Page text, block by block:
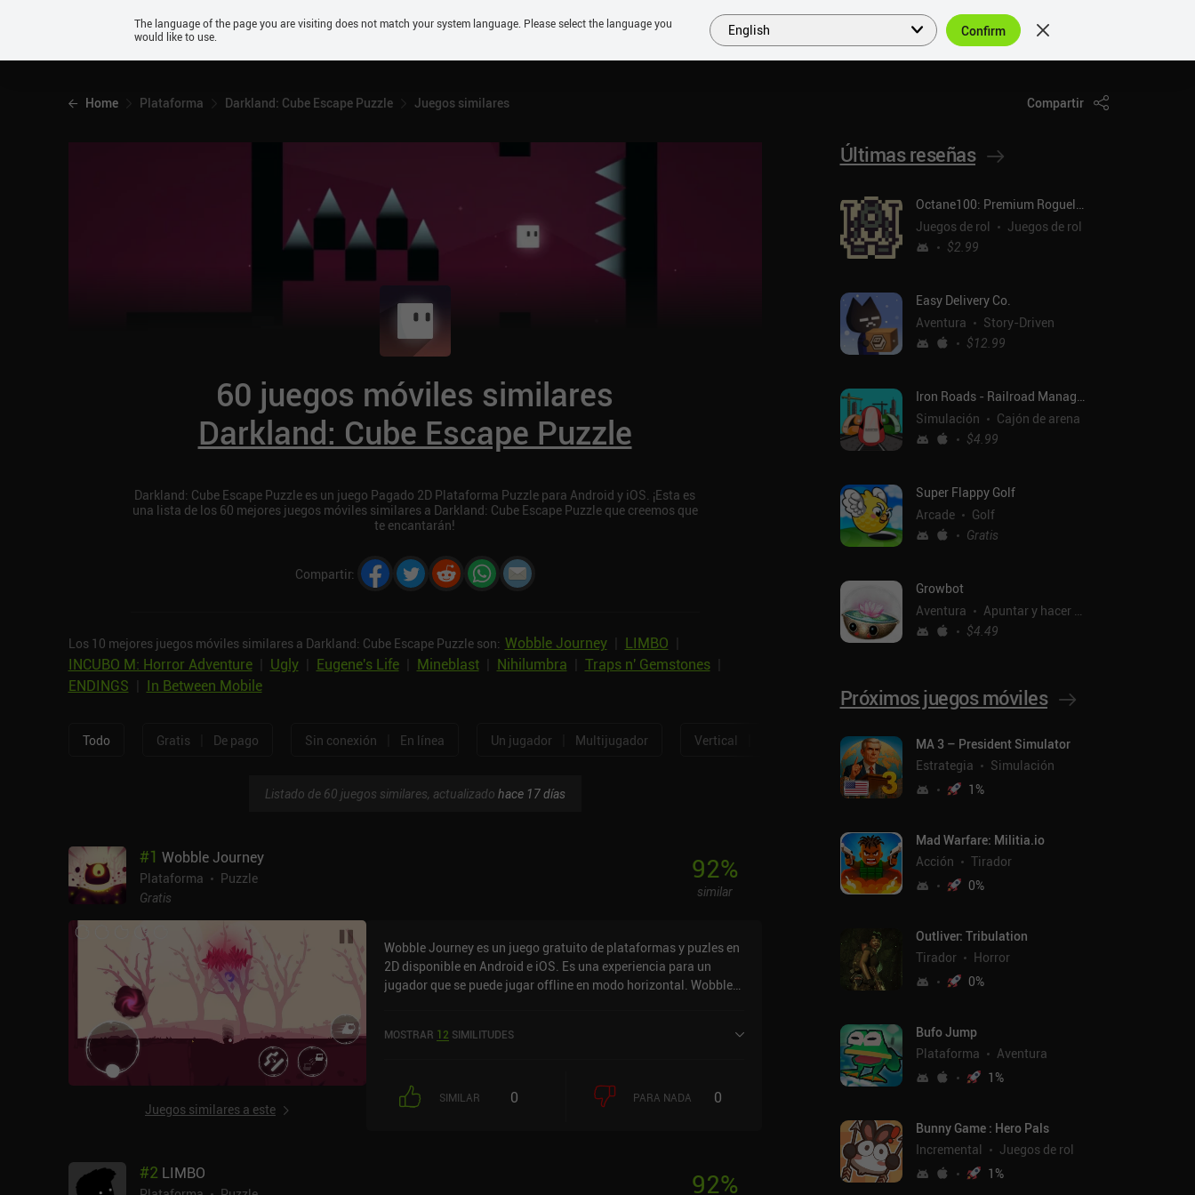
Android
PRÓXIMOS SIMILARES COLECCIONES TOP ES
Home Plataforma Darkland: Cube Escape Puzzle Juegos similares Compartir
60 juegos móviles similares
Darkland: Cube Escape Puzzle
Darkland: Cube Escape Puzzle es un juego Pagado 2D Plataforma Puzzle para Android y iOS. ¡Esta es
una lista de los 60 mejores juegos móviles similares a Darkland: Cube Escape Puzzle que creemos que
te encantarán!
Compartir:
Los 10 mejores juegos móviles similares a Darkland: Cube Escape Puzzle son: Wobble Journey| LIMBO
INCUBO M: Horror Adventure| Ugly| Eugene's Life| Mineblast| Nihilumbra Traps n' Gemstones|
ENDINGS
In Between Mobile
Todo Gratis De pago Sin conexión En línea Un jugador Multijugador Vertical
Listado de 60 juegos similares, actualizado hace 17 días
#1 Wobble Journey
Plataforma
Puzzle
Gratis
92%
similar
Juegos similares a este
Wobble Journey es un juego gratuito de plataformas y puzles en
2D disponible en Android e iOS. Es una experiencia para un
jugador que se puede jugar offline en modo horizontal. Wobble
App Store de iOS.
MOSTRAR 12 SIMILITUDES
SIMILAR 0 PARA NADA 0
#2 LIMBO 92%
Últimas reseñas
Octane100: Premium Roguelike
Juegos de rol
Juegos de rol
$2.99
Easy Delivery Co.
Aventura
Story-Driven
$12.99
Iron Roads - Railroad Manager
Simulación
Cajón de arena
$4.99
Super Flappy Golf
Arcade
Golf
Gratis
Growbot
Aventura
Apuntar y hacer clic
$4.49
Próximos juegos móviles
MA 3 – President Simulator
Estrategia
Simulación
1%
Mad Warfare: Militia.io
Acción
Tirador
0%
Outliver: Tribulation
Tirador
Horror
0%
Bufo Jump
Plataforma
Aventura
1%
Bunny Game : Hero Pals
Incremental
Juegos de rol
1%
The language of the page you are visiting does not match your system language. Please select the language you
would like to use.
English Confirm